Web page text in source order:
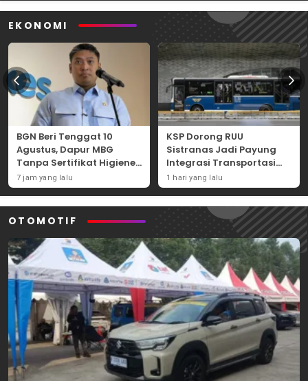
EKONOMI
BGN Beri Tenggat 10
Agustus, Dapur MBG
Tanpa Sertifikat Higiene
Terancam Tutup
Permanen
7 jam yang lalu
KSP Dorong RUU
Sistranas Jadi Payung
Integrasi Transportasi
Massal Indonesia
1 hari yang lalu
OTOMOTIF